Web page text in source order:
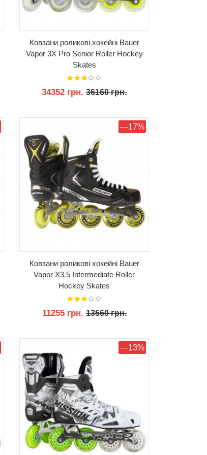
Ковзани роликові хокейні Bauer
Vapor 3X Pro Senior Roller Hockey
Skates
34352 грн.36160 грн.
—17%
Ковзани роликові хокейні Bauer
Vapor X3.5 Intermediate Roller
Hockey Skates
11255 грн.13560 грн.
—13%